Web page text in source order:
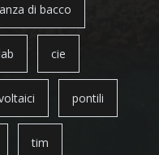
di bacco
cie
pontili
tim